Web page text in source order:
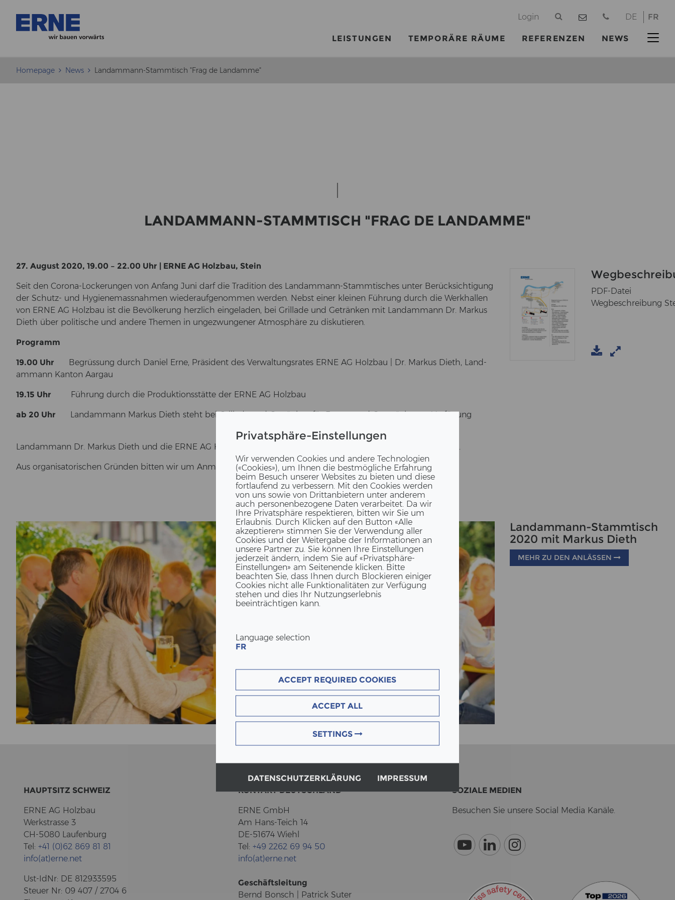
Privatsphäre-Einstellungen
Wir verwenden Cookies und andere Technologien
(«Cookies»), um Ihnen die bestmögliche Erfahrung
beim Besuch unserer Websites zu bieten und diese
fortlaufend zu verbessern. Mit den Cookies werden
von uns sowie von Drittanbietern unter anderem
auch personenbezogene Daten verarbeitet. Da wir
Ihre Privatsphäre respektieren, bitten wir Sie um
Erlaubnis. Durch Klicken auf den Button «Alle
akzeptieren» stimmen Sie der Verwendung aller
Cookies und der Weitergabe der Informationen an
unsere Partner zu. Sie können Ihre Einstellungen
jederzeit ändern, indem Sie auf «Privatsphäre-
Einstellungen» am Seitenende klicken. Bitte
beachten Sie, dass Ihnen durch Blockieren einiger
Cookies nicht alle Funktionalitäten zur Verfügung
stehen und dies Ihr Nutzungserlebnis
beeinträchtigen kann.
Language selection
FR
ACCEPT REQUIRED COOKIES
ACCEPT ALL
SETTINGS
DATENSCHUTZERKLÄRUNG IMPRESSUM
DE FR
Login
LEISTUNGEN TEMPORÄRE RÄUME REFERENZEN NEWS
Homepage News Landammann-Stammtisch "Frag de Landamme"
LANDAMMANN-​STAMMTISCH "FRAG DE LAND­AM­ME"
27. Au­gust 2020, 19.00 – 22.00 Uhr | ERNE AG Holz­bau, Stein
Seit den Corona-​Lockerungen von An­fang Juni darf die Tra­di­ti­on des Landammann-​Stammtisches unter Be­rück­sich­ti­gung
der Schutz-​ und Hy­gie­ne­mass­nah­men wie­der­auf­ge­nom­men wer­den. Nebst einer klei­nen Füh­rung durch die Werk­hal­len
von ERNE AG Holz­bau ist die Be­völ­ke­rung herz­lich ein­ge­la­den, bei Grilla­de und Ge­trän­ken mit Land­am­mann Dr. Mar­kus
Dieth über po­li­ti­sche und an­de­re The­men in un­ge­zwun­ge­ner At­mo­sphä­re zu dis­ku­tie­ren.
Pro­gramm
19.00 Uhr
Be­grüs­sung durch Da­ni­el Erne, Prä­si­dent des Ver­wal­tungs­ra­tes ERNE AG Holz­bau | Dr. Mar­kus Dieth, Land­
am­mann Kan­ton Aar­gau
19.15 Uhr Füh­rung durch die Pro­duk­ti­ons­stät­te der ERNE AG Holz­bau
ab 20 Uhr Land­am­mann Mar­kus Dieth steht bei Grilla­de und Ge­trän­ken für Fra­gen und Ge­sprä­che zur Ver­fü­gung
Land­am­mann Dr. Mar­kus Dieth und die ERNE AG Holz­bau freu­en sich, Sie an die­sem An­lass be­grüs­sen zu dür­fen.
Aus or­ga­ni­sa­to­ri­schen Grün­den bit­ten wir um An­mel­dung anlucia.schroth@ag.ch .
PDF-Datei
Wegbeschreibung
Landammann-Stammtisch
2020 mit Markus Dieth
MEHR ZU DEN ANLÄSSEN
HAUPT­SITZ SCHWEIZ
ERNE AG Holz­bau
Werk­stras­se 3
CH-5080 Lau­fen­burg
Tel: +41 (0)62 869 81 81
info(at)erne.net
Ust-​IdNr: DE 812933595
Steu­er Nr: 09 407 / 2704 6
KON­TAKT DEUTSCH­LAND
ERNE GmbH
Am Hans-​Teich 14
DE-51674 Wiehl
Tel: +49 2262 69 94 50
info(at)erne.net
Ge­schäfts­lei­tung
Bernd Bonsch | Pa­trick Suter
SO­ZIA­LE ME­DI­EN
Be­su­chen Sie un­se­re So­cial Media Ka­nä­le.